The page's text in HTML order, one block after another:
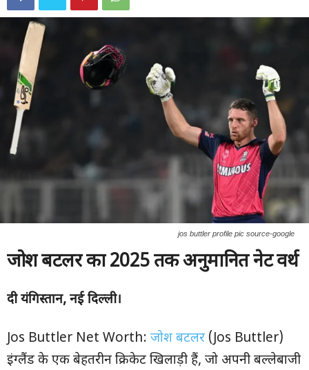
jos buttler profile pic source-google
जोश बटलर का2025तक अनुमानित नेट वर्थ
दी यंगिस्तान, नई दिल्ली।
Jos Buttler Net Worth: जोश बटलर (Jos Buttler)
इंग्लैंड के एक बेहतरीन क्रिकेट खिलाड़ी हैं, जो अपनी बल्लेबाजी